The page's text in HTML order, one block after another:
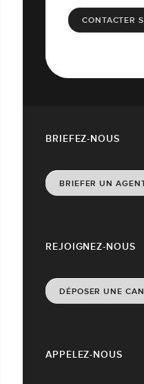
CONTACTER
REJOIGNEZ-NOUS
DÉPOSER UNE
APPELEZ-NOUS
BRIEFEZ-NOUS
BRIEFER UN